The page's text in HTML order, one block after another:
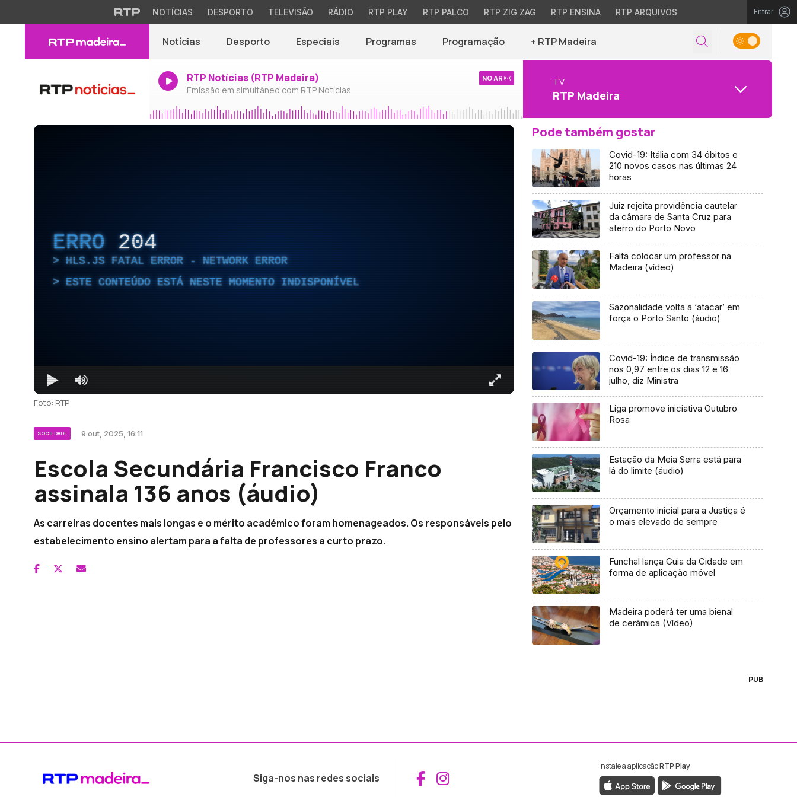
NOTÍCIAS DESPORTO TELEVISÃO RÁDIO RTP PLAY RTP PALCO RTP ZIG ZAG RTP ENSINA RTP ARQUIVOS Entrar
Notícias Desporto Especiais Programas Programação + RTP Madeira
RTP Notícias (RTP Madeira)
Emissão em simultâneo com RTP Notícias
NO AR TV
RTP Madeira
ERRO 204
HLS.JS FATAL ERROR - NETWORK ERROR
ESTE CONTEÚDO ESTÁ NESTE MOMENTO INDISPONÍVEL
Foto: RTP
SOCIEDADE 9 out, 2025, 16:11
Escola Secundária Francisco Franco
assinala 136 anos (áudio)
As carreiras docentes mais longas e o mérito académico foram homenageados. Os responsáveis pelo
estabelecimento ensino alertam para a falta de professores a curto prazo.
Pode também gostar
Covid-19: Itália com 34 óbitos e
210 novos casos nas últimas 24
horas
Juiz rejeita providência cautelar
da câmara de Santa Cruz para
aterro do Porto Novo
Falta colocar um professor na
Madeira (vídeo)
Sazonalidade volta a ‘atacar’ em
força o Porto Santo (áudio)
Covid-19: Índice de transmissão
nos 0,97 entre os dias 12 e 16
julho, diz Ministra
Liga promove iniciativa Outubro
Rosa
Estação da Meia Serra está para
lá do limite (áudio)
Orçamento inicial para a Justiça é
o mais elevado de sempre
Funchal lança Guia da Cidade em
forma de aplicação móvel
Madeira poderá ter uma bienal
de cerâmica (Vídeo)
PUB
Siga-nos nas redes sociais Aceder ao Facebook da RTP Madeira
Aceder ao Instagram da RTP Madeira
Instale a aplicaçãoRTP Play